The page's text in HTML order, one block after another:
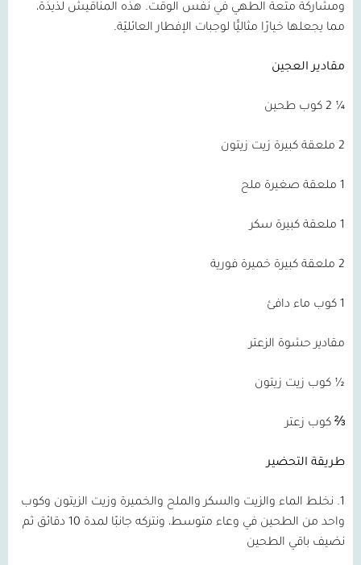
ومشاركة متعة الطهي في نفس الوقت. هذه المناقيش لذيذة،
مما يجعلها خيارًا مثاليًّا لوجبات الإفطار العائليّة.
مقادير العجين
¼ 2 كوب طحين
2 ملعقة كبيرة زيت زيتون
1 ملعقة صغيرة ملح
1 ملعقة كبيرة سكر
2 ملعقة كبيرة خميرة فورية
1 كوب ماء دافئ
مقادير حشوة الزعتر
½ كوب زيت زيتون
⅔ كوب زعتر
طريقة التحضير
1. نخلط الماء والزيت والسكر والملح والخميرة وزيت الزيتون وكوب
واحد من الطحين في وعاء متوسط، ونتركه جانبًا لمدة 10 دقائق ثم
نضيف باقي الطحين